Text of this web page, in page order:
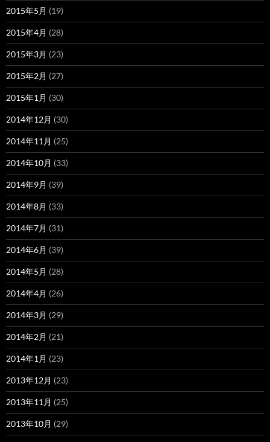
2015年5月 (19)
2015年4月 (28)
2015年3月 (23)
2015年2月 (27)
2015年1月 (30)
2014年12月 (30)
2014年11月 (25)
2014年10月 (33)
2014年9月 (39)
2014年8月 (33)
2014年7月 (31)
2014年6月 (39)
2014年5月 (28)
2014年4月 (26)
2014年3月 (29)
2014年2月 (21)
2014年1月 (23)
2013年12月 (23)
2013年11月 (25)
2013年10月 (29)